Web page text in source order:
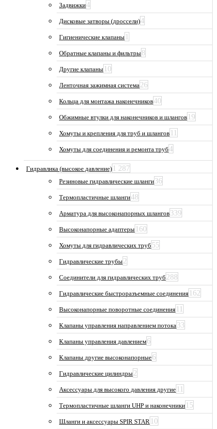
Задвижки4
Дисковые затворы (дроссели)4
Гигиенические клапаны 1
Обратные клапаны и фильтры8
Другие клапаны 10
Ленточная зажимная система26
Кольца для монтажа наконечников40
Обжимные втулки для наконечников и шлангов 19
Хомуты и крепления для труб и шлангов 11
Хомуты для соединения и ремонта труб4
Гидравлика (высокое давление) 1 287
Резиновые гидравлические шланги36
Термопластичные шланги48
Арматура для высоконапорных шлангов339
Высоконапорные адаптеры 160
Хомуты для гидравлических труб 55
Гидравлические трубы2
Соединители для гидравлических труб 288
Гидравлические быстроразъемные соединения 162
Высоконапорные поворотные соединения 11
Клапаны управления направлением потока33
Клапаны управления давлением6
Клапаны другие высоконапорные6
Гидравлические цилиндры2
Аксессуары для высокого давления другие 11
Термопластичные шланги UHP и наконечники 15
Шланги и аксессуары SPIR STAR 10